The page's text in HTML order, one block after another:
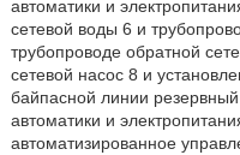
автоматики и
сетевой воды 6 и
трубопроводе обратной
сетевой насос 8 и
байпасной линии
автоматики и
автоматизированное